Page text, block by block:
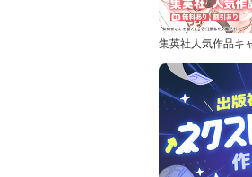
集英社人気作品キ